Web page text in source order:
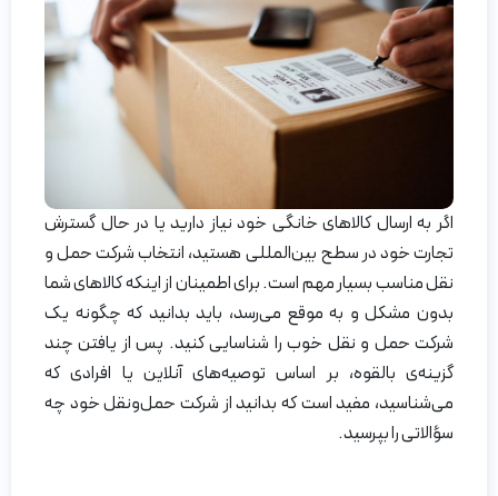
اگر به ارسال کالاهای خانگی خود نیاز دارید یا در حال گسترش
تجارت خود در سطح بین‌المللی هستید، انتخاب شرکت حمل و
نقل مناسب بسیار مهم است. برای اطمینان از اینکه کالاهای شما
بدون مشکل و به موقع می‌رسد، باید بدانید که چگونه یک
شرکت حمل و نقل خوب را شناسایی کنید. پس از یافتن چند
گزینه‌ی بالقوه، بر اساس توصیه‌های آنلاین یا افرادی که
می‌شناسید، مفید است که بدانید از شرکت حمل‌ونقل خود چه
سؤالاتی را بپرسید.